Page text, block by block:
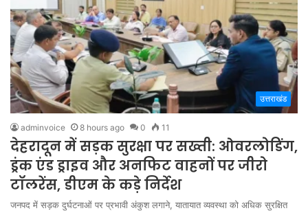
उत्तराखंड
adminvoice 8 hours ago 0 11
देहरादून में सड़क सुरक्षा पर सख्ती: ओवरलोडिंग,
ड्रंक एंड ड्राइव और अनफिट वाहनों पर जीरो
टॉलरेंस, डीएम के कड़े निर्देश
जनपद में सड़क दुर्घटनाओं पर प्रभावी अंकुश लगाने, यातायात व्यवस्था को अधिक सुरक्षित